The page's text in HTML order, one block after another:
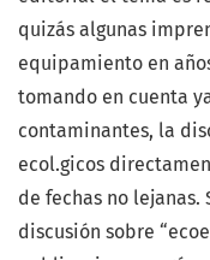
quizás algunas
equipamiento en
tomando en cuenta
contaminantes, la
ecol.gicos
de fechas no
discusión sobre